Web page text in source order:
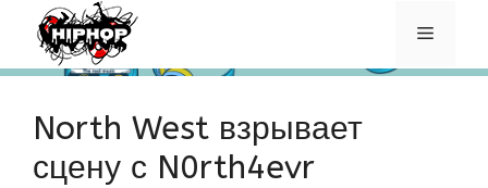
Перейти
содержимому
Меню
North West взрывает
сцену с N0rth4evr